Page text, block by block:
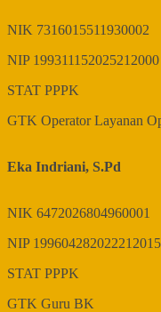
NIK 7316015511930002
NIP 199311152025212000
STAT PPPK
GTK Operator Layanan
Eka Indriani, S.Pd
NIK 6472026804960001
NIP 199604282022212015
STAT PPPK
GTK Guru BK